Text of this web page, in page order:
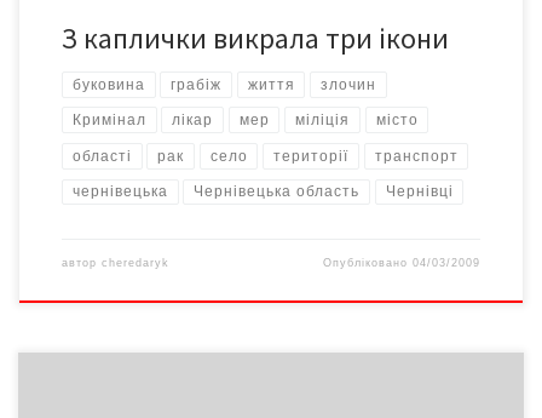
З каплички викрала три ікони
буковина грабіж життя злочин
Кримінал лікар мер міліція місто
області рак селo території транспорт
чернівецька Чернівецька область Чернівці
автор cheredaryk Опубліковано04/03/2009